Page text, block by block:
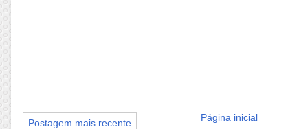
Postagem mais recente Página inicial